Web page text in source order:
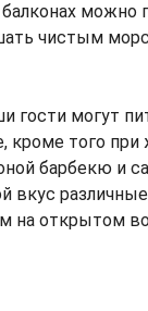
можно
чистым
гости могут
кроме того
барбекю и
вкус
на открытом